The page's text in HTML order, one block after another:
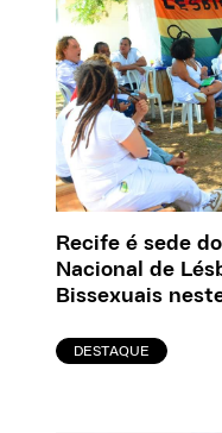
Recife é sede
Nacional de
Bissexuais
DESTAQUE